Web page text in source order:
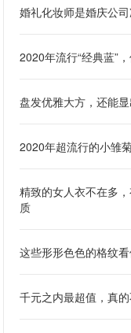
婚礼化妆师是婚庆公
2020年流行“经典蓝”
盘发优雅大方，还能
2020年超流行的小雏
精致的女人衣不在多
质
这些形形色色的格纹
千元之内最超值，真